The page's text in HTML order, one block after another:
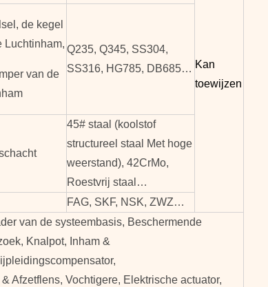
Kan
toewijzen
de kegel
Luchtinham,
van de
Q235, Q345, SS304,
SS316, HG785, DB685…
45# staal (koolstof
structureel staal Met hoge
weerstand), 42CrMo,
Roestvrij staal…
FAG, SKF, NSK, ZWZ…
van de systeembasis, Beschermende
Knalpot, Inham &
& Afzetflens, Vochtigere, Elektrische actuator,